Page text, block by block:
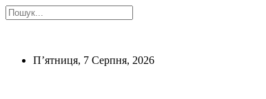
П’ятниця, 7 Серпня, 2026